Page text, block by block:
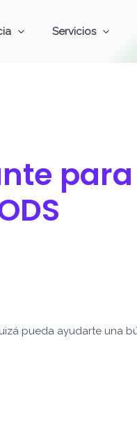
Servicios
pueda ayudarte una